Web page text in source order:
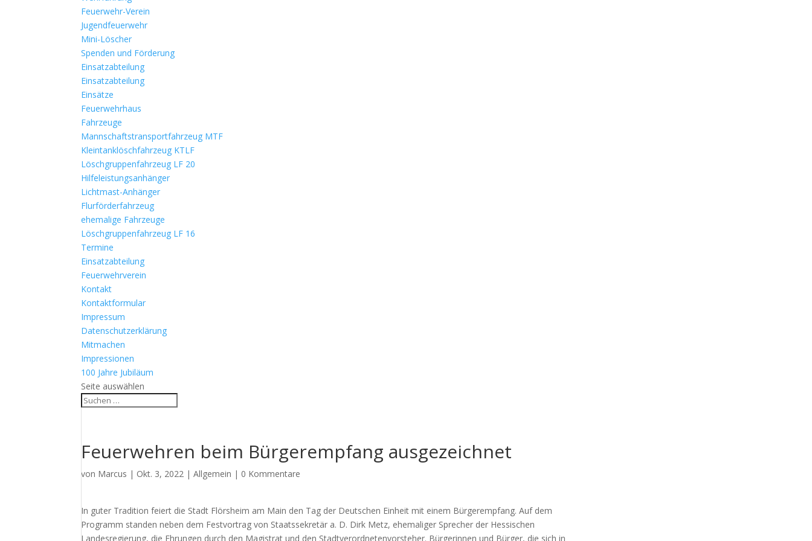
Feuerwehr-Verein
Jugendfeuerwehr
Mini-Löscher
Spenden und Förderung
Einsatzabteilung
Einsatzabteilung
Einsätze
Feuerwehrhaus
Fahrzeuge
Mannschaftstransportfahrzeug MTF
Kleintanklöschfahrzeug KTLF
Löschgruppenfahrzeug LF 20
Hilfeleistungsanhänger
Lichtmast-Anhänger
Flurförderfahrzeug
ehemalige Fahrzeuge
Löschgruppenfahrzeug LF 16
Termine
Einsatzabteilung
Feuerwehrverein
Kontakt
Kontaktformular
Impressum
Datenschutzerklärung
Mitmachen
Impressionen
100 Jahre Jubiläum
Seite auswählen
Feuerwehren beim Bürgerempfang ausgezeichnet
von Marcus | Okt. 3, 2022 |Allgemein | 0 Kommentare
In guter Tradition feiert die Stadt Flörsheim am Main den Tag der Deutschen Einheit mit einem Bürgerempfang. Auf dem
Programm standen neben dem Festvortrag von Staatssekretär a. D. Dirk Metz, ehemaliger Sprecher der Hessischen
Landesregierung, die Ehrungen durch den Magistrat und den Stadtverordnetenvorsteher. Bürgerinnen und Bürger, die sich in